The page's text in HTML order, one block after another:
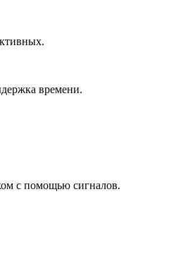
времени.
с помощью сигналов.